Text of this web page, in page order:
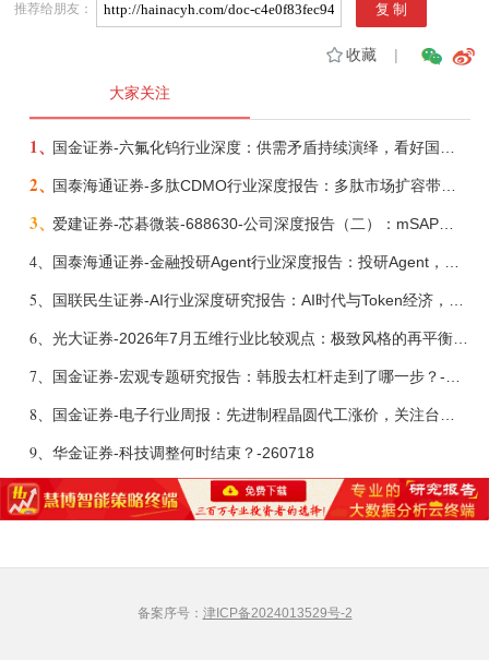
推荐给朋友：
收藏|
大家关注
1、
2、 国泰海通证券-多肽CDMO行业深度报告：多肽市场扩容带动CDMO产能扩建-260727
3、 爱建证券-芯碁微装-688630-公司深度报告（二）：mSAP带动LDI量价齐升，大尺寸封装打开成长空间-260722
4、
5、
6、 光大证券-2026年7月五维行业比较观点：极致风格的再平衡-260709
7、
8、
9、 华金证券-科技调整何时结束？-260718
备案序号： 津ICP备2024013529号-2